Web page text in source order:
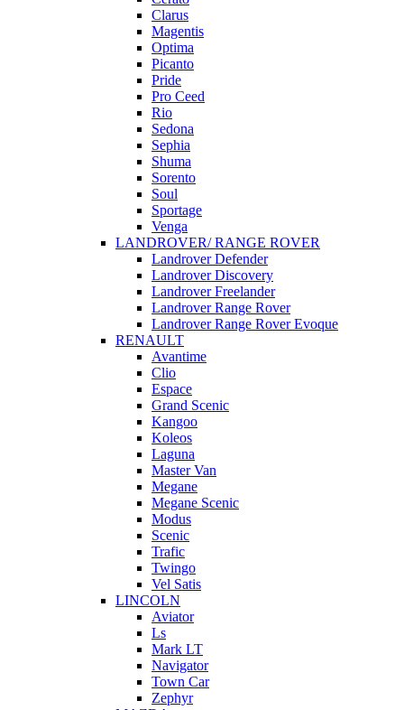
Clarus
Magentis
Optima
Picanto
Pride
Pro Ceed
Rio
Sedona
Sephia
Shuma
Sorento
Soul
Sportage
Venga
LANDROVER/ RANGE ROVER
Landrover Defender
Landrover Discovery
Landrover Freelander
Landrover Range Rover
Landrover Range Rover Evoque
RENAULT
Avantime
Clio
Espace
Grand Scenic
Kangoo
Koleos
Laguna
Master Van
Megane
Megane Scenic
Modus
Scenic
Trafic
Twingo
Vel Satis
LINCOLN
Aviator
Ls
Mark LT
Navigator
Town Car
Zephyr